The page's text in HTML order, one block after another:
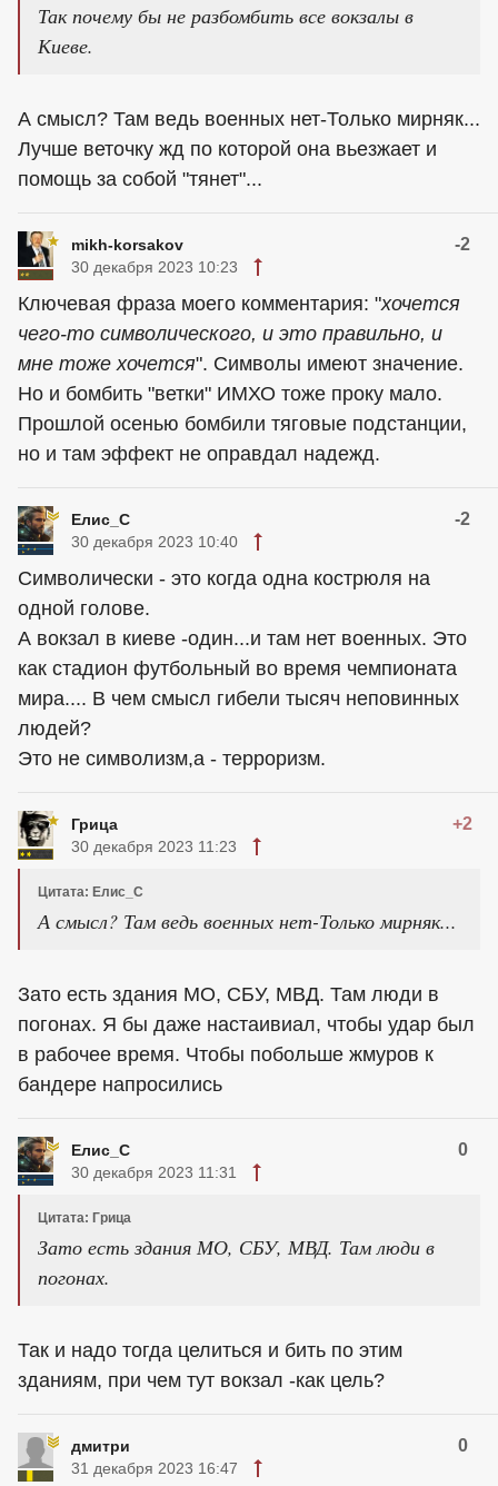
Так почему бы не разбомбить все вокзалы в
Киеве.
А смысл? Там ведь военных нет-Только мирняк...
Лучше веточку жд по которой она вьезжает и
помощь за собой "тянет"...
mikh-korsakov -2
30 декабря 2023 10:23
Ключевая фраза моего комментария: "хочется
чего-то символического, и это правильно, и
мне тоже хочется". Символы имеют значение.
Но и бомбить "ветки" ИМХО тоже проку мало.
Прошлой осенью бомбили тяговые подстанции,
но и там эффект не оправдал надежд.
Елис_С -2
30 декабря 2023 10:40
Символически - это когда одна кострюля на
одной голове.
А вокзал в киеве -один...и там нет военных. Это
как стадион футбольный во время чемпионата
мира.... В чем смысл гибели тысяч неповинных
людей?
Это не символизм,а - терроризм.
Грица +2
30 декабря 2023 11:23
Цитата: Елис_С
А смысл? Там ведь военных нет-Только мирняк...
Зато есть здания МО, СБУ, МВД. Там люди в
погонах. Я бы даже настаивиал, чтобы удар был
в рабочее время. Чтобы побольше жмуров к
бандере напросились
Елис_С 0
30 декабря 2023 11:31
Цитата: Грица
Зато есть здания МО, СБУ, МВД. Там люди в
погонах.
Так и надо тогда целиться и бить по этим
зданиям, при чем тут вокзал -как цель?
дмитри 0
31 декабря 2023 16:47